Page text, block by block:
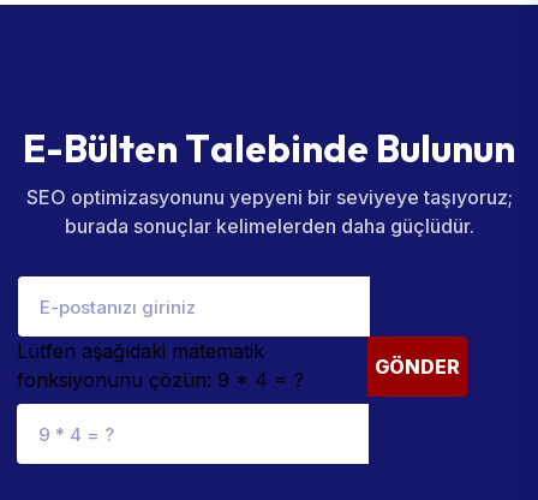
E-Bülten Talebinde Bulunun
SEO optimizasyonunu yepyeni bir seviyeye taşıyoruz;
burada sonuçlar kelimelerden daha güçlüdür.
Lütfen aşağıdaki matematik
fonksiyonunu çözün: 9 * 4 = ?
GÖNDER